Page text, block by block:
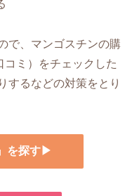
で、マンゴスチンの購
コミ）をチェックした
するなどの対策をとり
を探す▶